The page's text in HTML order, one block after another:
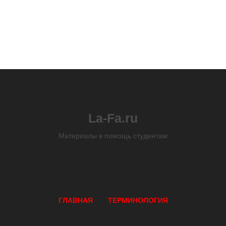
La-Fa.ru
Материалы в помощь студентам
ГЛАВНАЯ ТЕРМИНОЛОГИЯ